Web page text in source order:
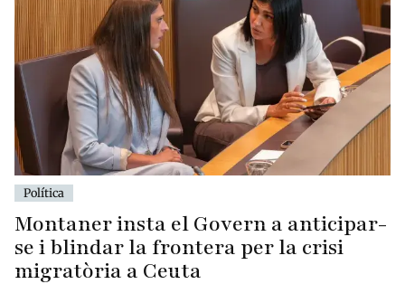
Política
Montaner insta el Govern a anticipar-
se i blindar la frontera per la crisi
migratòria a Ceuta